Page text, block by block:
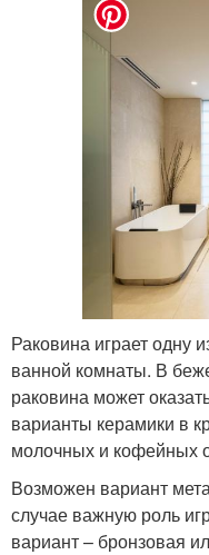
Раковина играет одну
ванной комнаты. В
раковина может
варианты керамики в
молочных и кофейных
Возможен вариант
случае важную роль
вариант – бронзовая